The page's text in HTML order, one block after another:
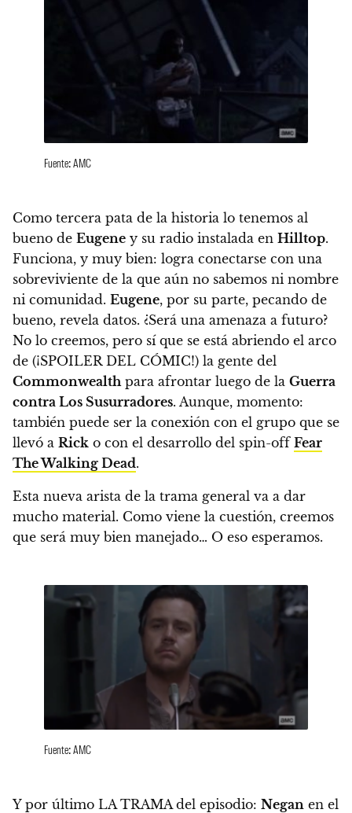
Fuente: AMC
Como tercera pata de la historia lo tenemos al
bueno de Eugene y su radio instalada en Hilltop.
Funciona, y muy bien: logra conectarse con una
sobreviviente de la que aún no sabemos ni nombre
ni comunidad. Eugene, por su parte, pecando de
bueno, revela datos. ¿Será una amenaza a futuro?
No lo creemos, pero sí que se está abriendo el arco
de (¡SPOILER DEL CÓMIC!) la gente del
Commonwealth para afrontar luego de la Guerra
contra Los Susurradores. Aunque, momento:
también puede ser la conexión con el grupo que se
llevó a Rick o con el desarrollo del spin-off Fear
The Walking Dead.
Esta nueva arista de la trama general va a dar
mucho material. Como viene la cuestión, creemos
que será muy bien manejado… O eso esperamos.
Fuente: AMC
Y por último LA TRAMA del episodio: Negan en el